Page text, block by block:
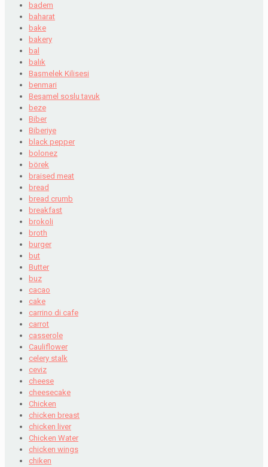
badem
baharat
bake
bakery
bal
balık
Başmelek Kilisesi
benmari
Beşamel soslu tavuk
beze
Biber
Biberiye
black pepper
bolonez
börek
braised meat
bread
bread crumb
breakfast
brokoli
broth
burger
but
Butter
buz
cacao
cake
carrino di cafe
carrot
casserole
Cauliflower
celery stalk
ceviz
cheese
cheesecake
Chicken
chicken breast
chicken liver
Chicken Water
chicken wings
chiken